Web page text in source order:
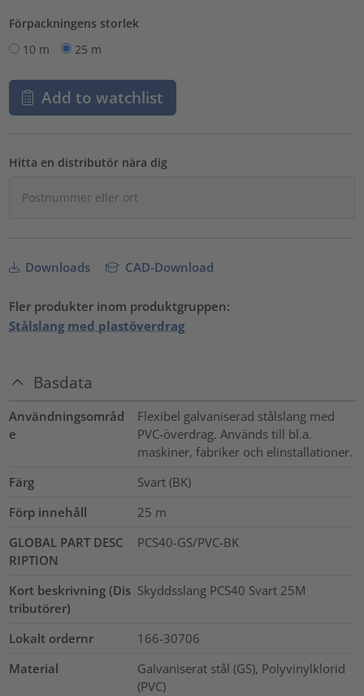
Förpackningens storlek
10 m
25 m
Add to watchlist
Hitta en distributör nära dig
Downloads CAD-Download
Fler produkter inom produktgruppen:
Stålslang med plastöverdrag
Basdata
Användningsområd
e
Flexibel galvaniserad stålslang med
PVC-överdrag. Används till bl.a.
maskiner, fabriker och elinstallationer.
Färg
Svart (BK)
Förp innehåll
25 m
GLOBAL PART DESC
RIPTION
PCS40-GS/PVC-BK
Kort beskrivning (Dis
tributörer)
Skyddsslang PCS40 Svart 25M
Lokalt ordernr
166-30706
Material
Galvaniserat stål (GS), Polyvinylklorid
(PVC)